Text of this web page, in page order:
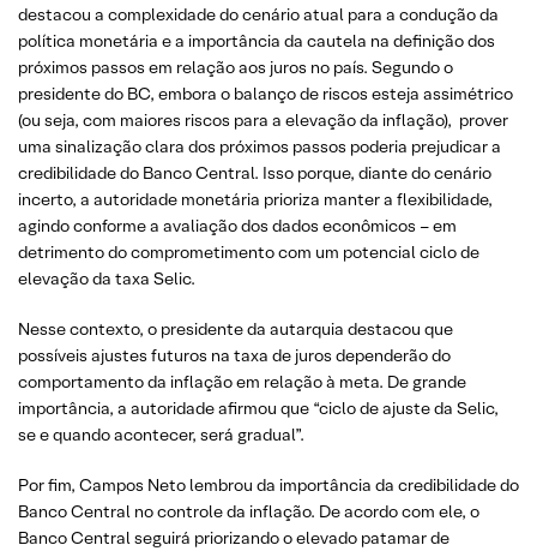
destacou a complexidade do cenário atual para a condução da
política monetária e a importância da cautela na definição dos
próximos passos em relação aos juros no país. Segundo o
presidente do BC, embora o balanço de riscos esteja assimétrico
(ou seja, com maiores riscos para a elevação da inflação), prover
uma sinalização clara dos próximos passos poderia prejudicar a
credibilidade do Banco Central. Isso porque, diante do cenário
incerto, a autoridade monetária prioriza manter a flexibilidade,
agindo conforme a avaliação dos dados econômicos – em
detrimento do comprometimento com um potencial ciclo de
elevação da taxa Selic.
Nesse contexto, o presidente da autarquia destacou que
possíveis ajustes futuros na taxa de juros dependerão do
comportamento da inflação em relação à meta. De grande
importância, a autoridade afirmou que “ciclo de ajuste da Selic,
se e quando acontecer, será gradual”.
Por fim, Campos Neto lembrou da importância da credibilidade do
Banco Central no controle da inflação. De acordo com ele, o
Banco Central seguirá priorizando o elevado patamar de